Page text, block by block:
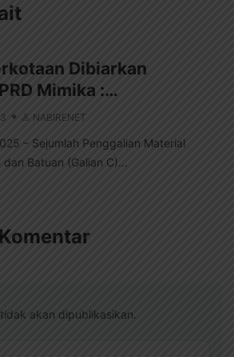
Dibiarkan
Mimika :…
NABIRENET
– Sejumlah Penggalian Material
Batuan (Galian C)...
akan dipublikasikan.